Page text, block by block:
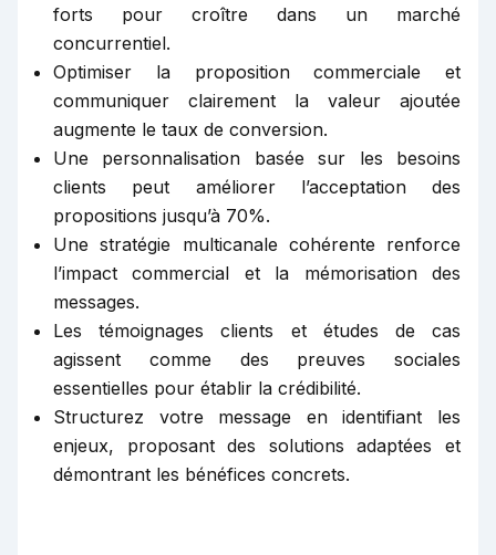
forts pour croître dans un marché
concurrentiel.
Optimiser la proposition commerciale et
communiquer clairement la valeur ajoutée
augmente le taux de conversion.
Une personnalisation basée sur les besoins
clients peut améliorer l’acceptation des
propositions jusqu’à 70%.
Une stratégie multicanale cohérente renforce
l’impact commercial et la mémorisation des
messages.
Les témoignages clients et études de cas
agissent comme des preuves sociales
essentielles pour établir la crédibilité.
Structurez votre message en identifiant les
enjeux, proposant des solutions adaptées et
démontrant les bénéfices concrets.